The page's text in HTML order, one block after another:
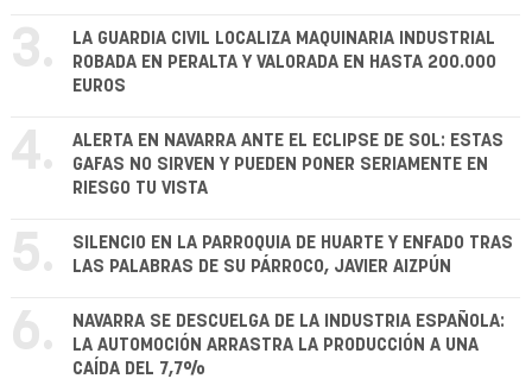
3.
LA GUARDIA CIVIL LOCALIZA MAQUINARIA INDUSTRIAL
ROBADA EN PERALTA Y VALORADA EN HASTA 200.000
EUROS
4.
ALERTA EN NAVARRA ANTE EL ECLIPSE DE SOL: ESTAS
GAFAS NO SIRVEN Y PUEDEN PONER SERIAMENTE EN
RIESGO TU VISTA
5.
SILENCIO EN LA PARROQUIA DE HUARTE Y ENFADO TRAS
LAS PALABRAS DE SU PÁRROCO, JAVIER AIZPÚN
6.
NAVARRA SE DESCUELGA DE LA INDUSTRIA ESPAÑOLA:
LA AUTOMOCIÓN ARRASTRA LA PRODUCCIÓN A UNA
CAÍDA DEL 7,7%